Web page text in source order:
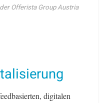
Offerista Group Austria
digitalen